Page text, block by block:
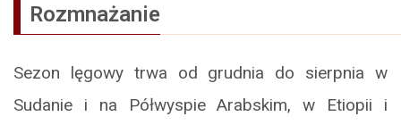
Rozmnażanie
Sezon lęgowy trwa od grudnia do sierpnia w
Sudanie i na Półwyspie Arabskim, w Etiopii i